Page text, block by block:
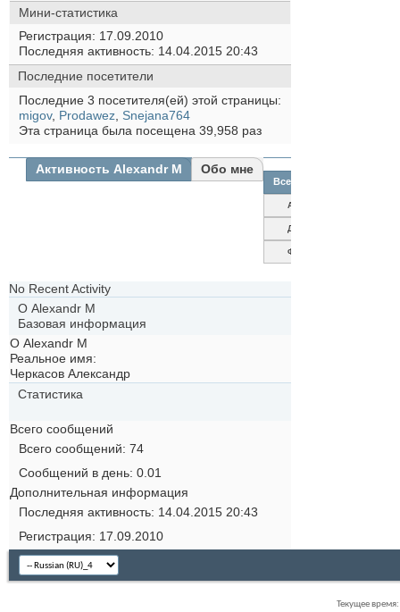
Мини-статистика
Регистрация
17.09.2010
Последняя активность 14.04.2015 20:43
Последние посетители
Последние 3 посетителя(ей) этой страницы:
migov, Prodawez Snejana764
Эта страница была посещена 39,958 раз
Активность Alexandr M Обо мне
Все
Alexandr
Друзья
Фотографии
No Recent Activity
О Alexandr M
Базовая информация
О Alexandr M
Реальное имя:
Черкасов Александр
Статистика
Всего сообщений
Всего сообщений 74
Сообщений в день 0.01
Дополнительная информация
Последняя активность 14.04.2015 20:43
Регистрация
17.09.2010
Текущее время: